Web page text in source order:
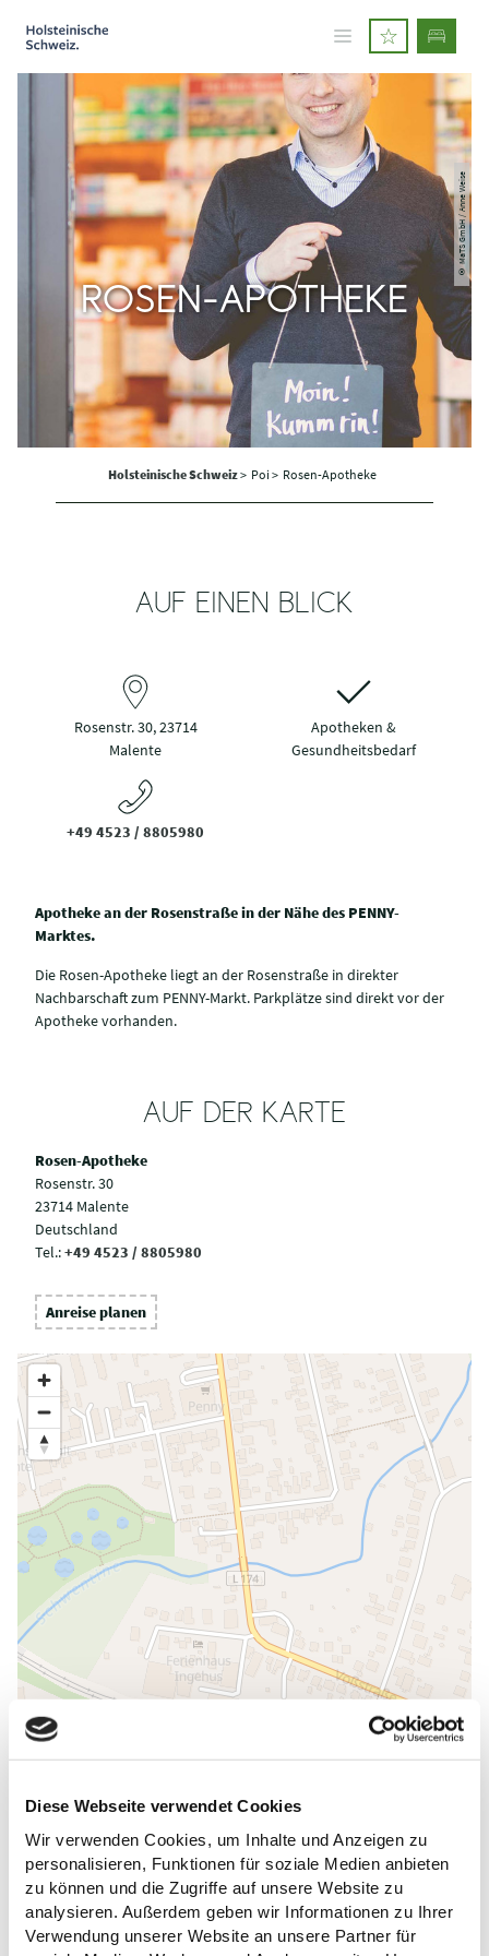
Diese Webseite verwendet Cookies
Wir verwenden Cookies, um Inhalte und Anzeigen zu
personalisieren, Funktionen für soziale Medien anbieten
zu können und die Zugriffe auf unsere Website zu
analysieren. Außerdem geben wir Informationen zu Ihrer
Verwendung unserer Website an unsere Partner für
© MaTS GmbH / Anne Weise
ROSEN-APOTHEKE
Holsteinische Schweiz> Poi > Rosen-Apotheke
AUF EINEN BLICK
Rosenstr. 30, 23714
Malente
Apotheken &
Gesundheitsbedarf
+49 4523 / 8805980
Apotheke an der Rosenstraße in der Nähe des PENNY-
Marktes.
Die Rosen-Apotheke liegt an der Rosenstraße in direkter
Nachbarschaft zum PENNY-Markt. Parkplätze sind direkt vor der
Apotheke vorhanden.
AUF DER KARTE
Rosen-Apotheke
Rosenstr. 30
23714 Malente
Deutschland
Tel.:+49 4523 / 8805980
Anreise planen
ALLGEMEINE INFORMATIONEN